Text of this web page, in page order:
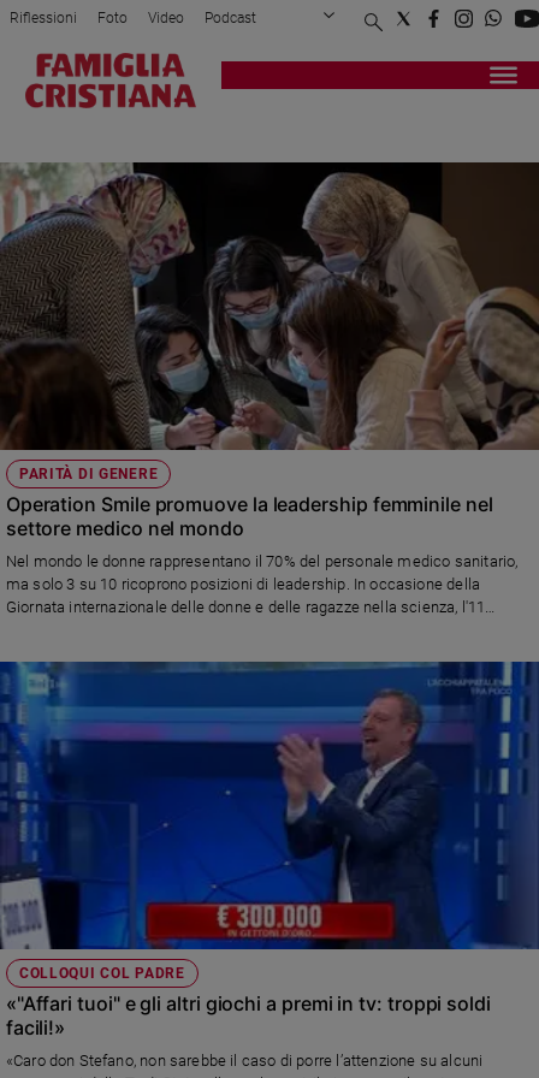
Attualità
Politica
Mondo
Economia
Legalità
e
giustizia
Papa
Papa
Chiesa
Chiesa
spiritualità
Devozione
e
fede
del
giorno
Santo
del
giorno
Società
e
valori
Riflessioni Foto Video Podcast
Privacy Policy Chi siamo
Registrati Redazione
PARITÀ DI GENERE
Operation Smile promuove la leadership femminile nel
settore medico nel mondo
Nel mondo le donne rappresentano il 70% del personale medico sanitario,
ma solo 3 su 10 ricoprono posizioni di leadership. In occasione della
Giornata internazionale delle donne e delle ragazze nella scienza, l'11
COLLOQUI COL PADRE
«"Affari tuoi" e gli altri giochi a premi in tv: troppi soldi
facili!»
«Caro don Stefano, non sarebbe il caso di porre l’attenzione su alcuni